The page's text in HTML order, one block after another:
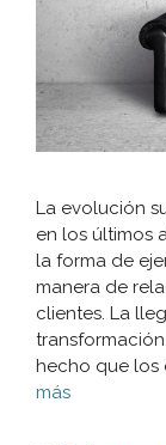
La evolución
en los últimos
la forma de
manera de
clientes. La
hecho que los
más